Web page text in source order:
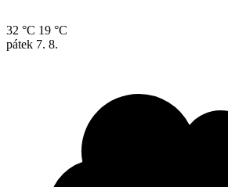
32 °C 19 °C
pátek 7. 8.